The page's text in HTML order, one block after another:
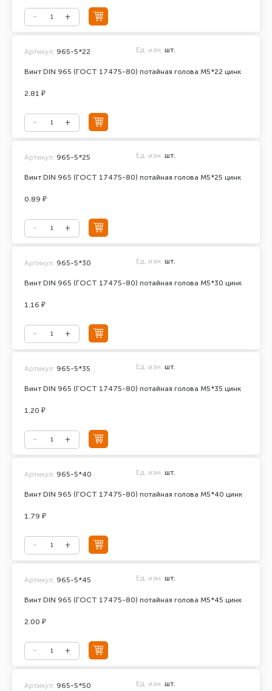
Винт DIN 965 (ГОСТ 17475-80) потайная голова М5*22 цинк
Артикул: 965-5*22 Ед. изм. шт.
2.81 ₽
Винт DIN 965 (ГОСТ 17475-80) потайная голова М5*25 цинк
Артикул: 965-5*25 Ед. изм. шт.
0.89 ₽
Винт DIN 965 (ГОСТ 17475-80) потайная голова М5*30 цинк
Артикул: 965-5*30 Ед. изм. шт.
1.16 ₽
Винт DIN 965 (ГОСТ 17475-80) потайная голова М5*35 цинк
Артикул: 965-5*35 Ед. изм. шт.
1.20 ₽
Винт DIN 965 (ГОСТ 17475-80) потайная голова М5*40 цинк
Артикул: 965-5*40 Ед. изм. шт.
1.79 ₽
Винт DIN 965 (ГОСТ 17475-80) потайная голова М5*45 цинк
Артикул: 965-5*45 Ед. изм. шт.
2.00 ₽
Артикул: 965-5*50 Ед. изм. шт.